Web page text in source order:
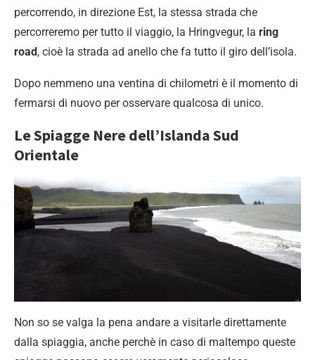
percorrendo, in direzione Est, la stessa strada che
percorreremo per tutto il viaggio, la Hringvegur, la ring
road, cioè la strada ad anello che fa tutto il giro dell’isola.
Dopo nemmeno una ventina di chilometri è il momento di
fermarsi di nuovo per osservare qualcosa di unico.
Le Spiagge Nere dell’Islanda Sud
Orientale
Non so se valga la pena andare a visitarle direttamente
dalla spiaggia, anche perchè in caso di maltempo queste